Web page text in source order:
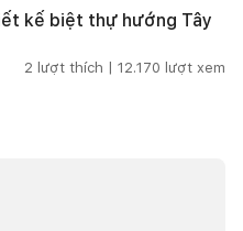
kế biệt thự hướng Tây
2 lượt thích | 12.170 lượt xem